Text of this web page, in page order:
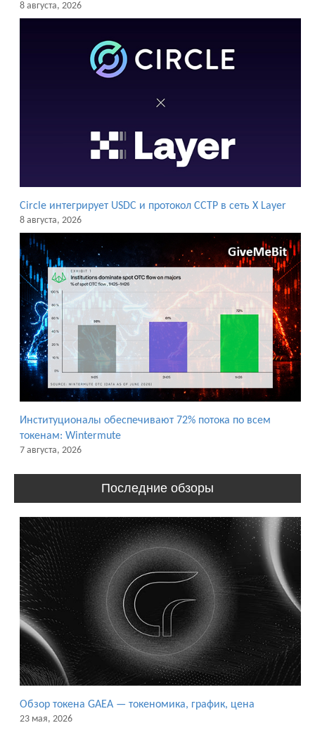
8 августа, 2026
Circle интегрирует USDC и протокол CCTP в сеть X Layer
8 августа, 2026
Институционалы обеспечивают 72% потока по всем
токенам: Wintermute
7 августа, 2026
Последние обзоры
Обзор токена GAEA — токеномика, график, цена
23 мая, 2026